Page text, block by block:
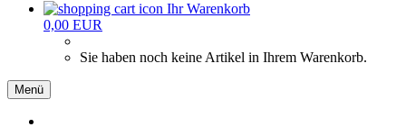
Ihr Warenkorb
0,00 EUR
Sie haben noch keine Artikel in Ihrem Warenkorb.
Menü